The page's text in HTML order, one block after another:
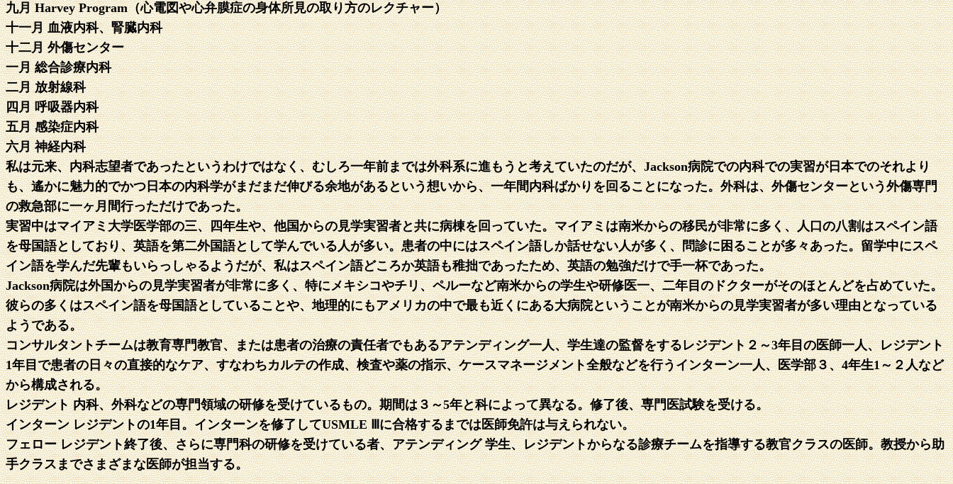
九月 Harvey Program（心電図や心弁膜症の身体所見の取り方のレクチャー）
十一月 血液内科、腎臓内科
十二月 外傷センター
一月 総合診療内科
二月 放射線科
四月 呼吸器内科
五月 感染症内科
六月 神経内科
私は元来、内科志望者であったというわけではなく、むしろ一年前までは外科系に進もうと考えていたのだが、Jackson病院での内科での実習が日本でのそれより
も、遙かに魅力的でかつ日本の内科学がまだまだ伸びる余地があるという想いから、一年間内科ばかりを回ることになった。外科は、外傷センターという外傷専門
の救急部に一ヶ月間行っただけであった。
実習中はマイアミ大学医学部の三、四年生や、他国からの見学実習者と共に病棟を回っていた。マイアミは南米からの移民が非常に多く、人口の八割はスペイン語
を母国語としており、英語を第二外国語として学んでいる人が多い。患者の中にはスペイン語しか話せない人が多く、問診に困ることが多々あった。留学中にスペ
イン語を学んだ先輩もいらっしゃるようだが、私はスペイン語どころか英語も稚拙であったため、英語の勉強だけで手一杯であった。
Jackson病院は外国からの見学実習者が非常に多く、特にメキシコやチリ、ペルーなど南米からの学生や研修医一、二年目のドクターがそのほとんどを占めていた。
彼らの多くはスペイン語を母国語としていることや、地理的にもアメリカの中で最も近くにある大病院ということが南米からの見学実習者が多い理由となっている
ようである。
コンサルタントチームは教育専門教官、または患者の治療の責任者でもあるアテンディング一人、学生達の監督をするレジデント２～3年目の医師一人、レジデント
1年目で患者の日々の直接的なケア、すなわちカルテの作成、検査や薬の指示、ケースマネージメント全般などを行うインターン一人、医学部３、4年生1～２人など
から構成される。
レジデント 内科、外科などの専門領域の研修を受けているもの。期間は３～5年と科によって異なる。修了後、専門医試験を受ける。
インターン レジデントの1年目。インターンを修了してUSMLE Ⅲに合格するまでは医師免許は与えられない。
フェロー レジデント終了後、さらに専門科の研修を受けている者、アテンディング 学生、レジデントからなる診療チームを指導する教官クラスの医師。教授から助
手クラスまでさまざまな医師が担当する。